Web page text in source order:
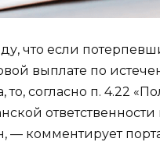
что если
выплате по
то, согласно п. 4.22
— комментирует